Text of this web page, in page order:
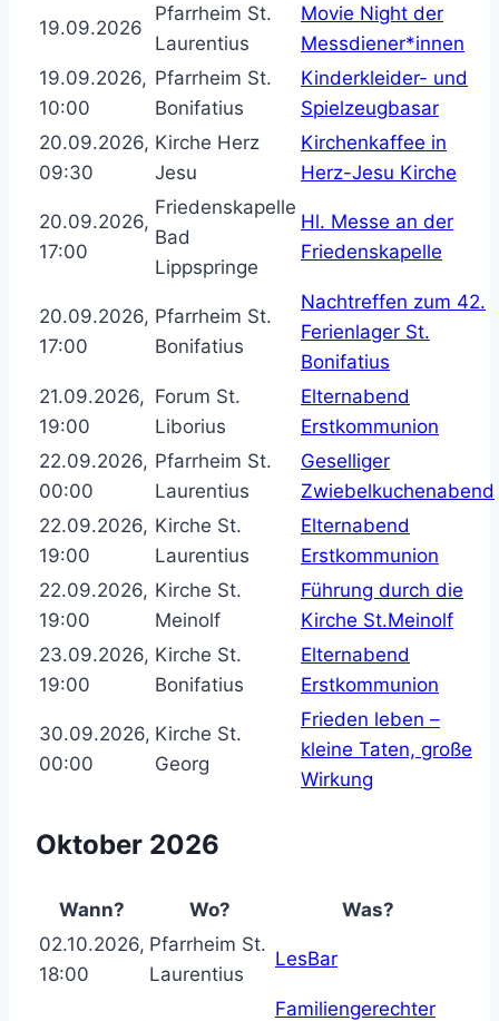
19.09.2026
Pfarrheim St.
Laurentius
Movie Night der
Messdiener*innen
19.09.2026,
10:00
Pfarrheim St.
Bonifatius
Kinderkleider- und
Spielzeugbasar
20.09.2026,
09:30
Kirche Herz
Jesu
Kirchenkaffee in
Herz-Jesu Kirche
20.09.2026,
17:00
Friedenskapelle
Bad
Lippspringe
Hl. Messe an der
Friedenskapelle
20.09.2026,
17:00
Pfarrheim St.
Bonifatius
Nachtreffen zum 42.
Ferienlager St.
Bonifatius
21.09.2026,
19:00
Forum St.
Liborius
Elternabend
Erstkommunion
22.09.2026,
00:00
Pfarrheim St.
Laurentius
Geselliger
Zwiebelkuchenabend
22.09.2026,
19:00
Kirche St.
Laurentius
Elternabend
Erstkommunion
22.09.2026,
19:00
Kirche St.
Meinolf
Führung durch die
Kirche St.Meinolf
23.09.2026,
19:00
Kirche St.
Bonifatius
Elternabend
Erstkommunion
30.09.2026,
00:00
Kirche St.
Georg
Frieden leben –
kleine Taten, große
Wirkung
Oktober 2026
Wann? Wo?
Was?
02.10.2026,
18:00
Pfarrheim St.
Laurentius
LesBar
Familiengerechter